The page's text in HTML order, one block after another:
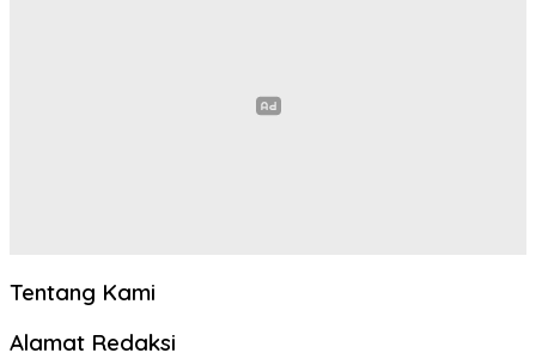
Tentang Kami
Alamat Redaksi